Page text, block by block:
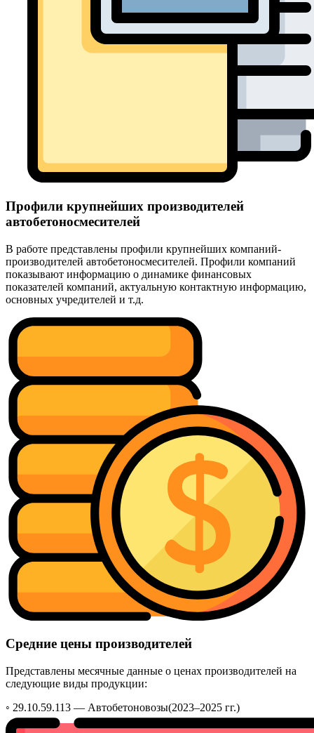
Профили крупнейших производителей
автобетоносмесителей
В работе представлены профили крупнейших компаний-
производителей автобетоносмесителей. Профили компаний
показывают информацию о динамике финансовых
показателей компаний, актуальную контактную информацию,
основных учредителей и т.д.
Средние цены производителей
Представлены месячные данные о ценах производителей на
следующие виды продукции:
◦ 29.10.59.113 — Автобетоновозы(2023–2025 гг.)